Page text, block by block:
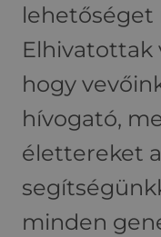
lehetőséget
Elhivatottak
hogy
hívogató,
élettereket
minden